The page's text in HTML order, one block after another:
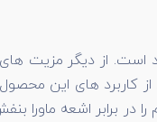
و ضد اسید است. از دیگر
از چشم ها اشاره کرد.عینک ایمنی آلبا دید
در برابر اشعه ماورا